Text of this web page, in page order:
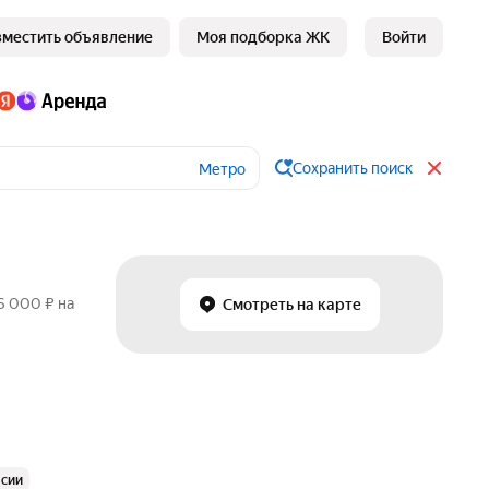
объявление Моя подборка ЖК Войти
Метро Сохранить поиск
Смотреть на карте
000 ₽ на